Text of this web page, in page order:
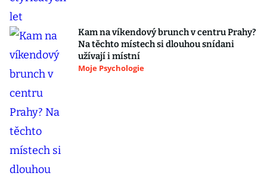
Kam na víkendový brunch v centru Prahy?
Na těchto místech si dlouhou snídani
užívají i místní
Moje Psychologie